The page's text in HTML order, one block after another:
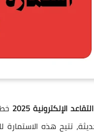
الإلكترونية 2025
تتيح هذه